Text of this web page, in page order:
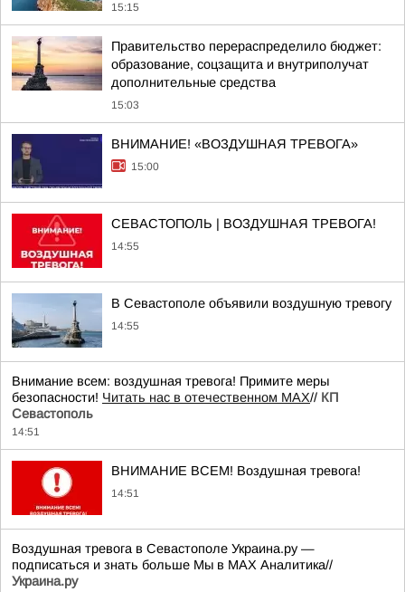
15:15
Правительство перераспределило бюджет:
образование, соцзащита и внутриполучат
дополнительные средства
15:03
ВНИМАНИЕ! «ВОЗДУШНАЯ ТРЕВОГА»
15:00
СЕВАСТОПОЛЬ | ВОЗДУШНАЯ ТРЕВОГА!
14:55
В Севастополе объявили воздушную тревогу
14:55
Внимание всем: воздушная тревога! Примите меры
безопасности! Читать нас в отечественном MAX// КП
Севастополь
14:51
ВНИМАНИЕ ВСЕМ! Воздушная тревога!
14:51
Воздушная тревога в Севастополе Украина.ру —
подписаться и знать больше Мы в MAX Аналитика//
Украина.ру